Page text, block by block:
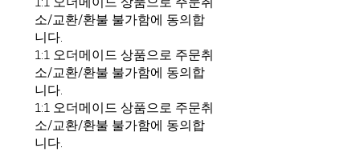
소/교환/환불 불가함에 동의합
니다.
1:1 오더메이드 상품으로 주문취
소/교환/환불 불가함에 동의합
니다.
1:1 오더메이드 상품으로 주문취
소/교환/환불 불가함에 동의합
니다.